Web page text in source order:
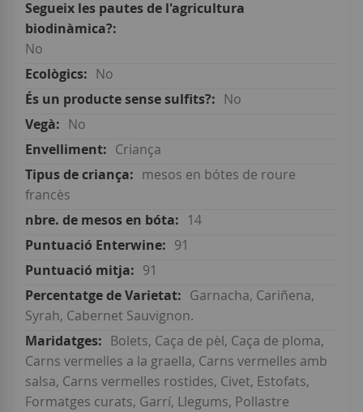
No
No
No
No
Criança
mesos en bótes de roure
francès
14
91
91
Garnacha, Cariñena,
Syrah, Cabernet Sauvignon.
Bolets, Caça de pèl, Caça de ploma,
Carns vermelles a la graella, Carns vermelles amb
salsa, Carns vermelles rostides, Civet, Estofats,
Formatges curats, Garrí, Llegums, Pollastre